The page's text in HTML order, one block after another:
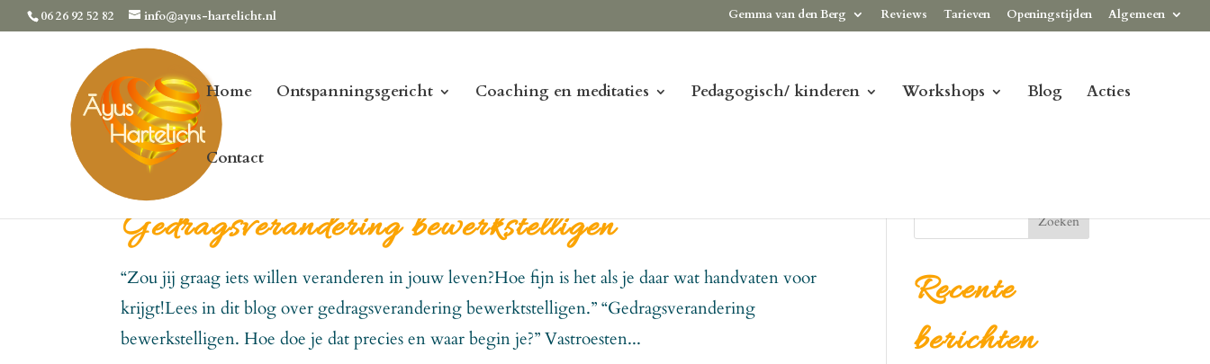
06 26 92 52 82 info@ayus-hartelicht.nl Gemma van den Berg Reviews Tarieven Openingstijden Algemeen
Home Ontspanningsgericht Coaching en meditaties Pedagogisch/ kinderen Workshops Blog Acties
Contact
Gedragsverandering bewerkstelligen
“Zou jij graag iets willen veranderen in jouw leven?Hoe fijn is het als je daar wat handvaten voor
krijgt!Lees in dit blog over gedragsverandering bewerktstelligen.” “Gedragsverandering
bewerkstelligen. Hoe doe je dat precies en waar begin je?” Vastroesten...
Zoeken
Recente
berichten